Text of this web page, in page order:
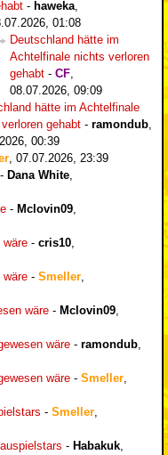
- haweka,
01:08
Deutschland hätte im
Achtelfinale nichts verloren
gehabt - CF,
08.07.2026, 09:09
hätte im Achtelfinale
gehabt - ramondub,
00:39
, 07.07.2026, 23:39
- Dana White,
- Mclovin09,
wäre - cris10,
wäre - Smeller,
wäre - Mclovin09,
wäre - ramondub,
wäre - Smeller,
- Smeller,
- Habakuk,